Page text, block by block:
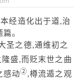
经造化出于道,治
。
圣之德,通维初之
盛,而贬末世之曲
感动②,樽流遁之观